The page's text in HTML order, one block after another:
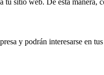
sitio web. De esta manera,
y podrán interesarse en